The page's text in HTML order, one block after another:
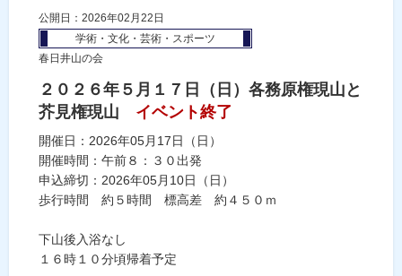
公開日：2026年02月22日
学術・文化・芸術・スポーツ
春日井山の会
２０２６年５月１７日（日）各務原権現山と
芥見権現山
イベント終了
開催日：2026年05月17日（日）
開催時間：午前８：３０出発
申込締切：2026年05月10日（日）
歩行時間 約５時間 標高差 約４５０ｍ
下山後入浴なし
１６時１０分頃帰着予定